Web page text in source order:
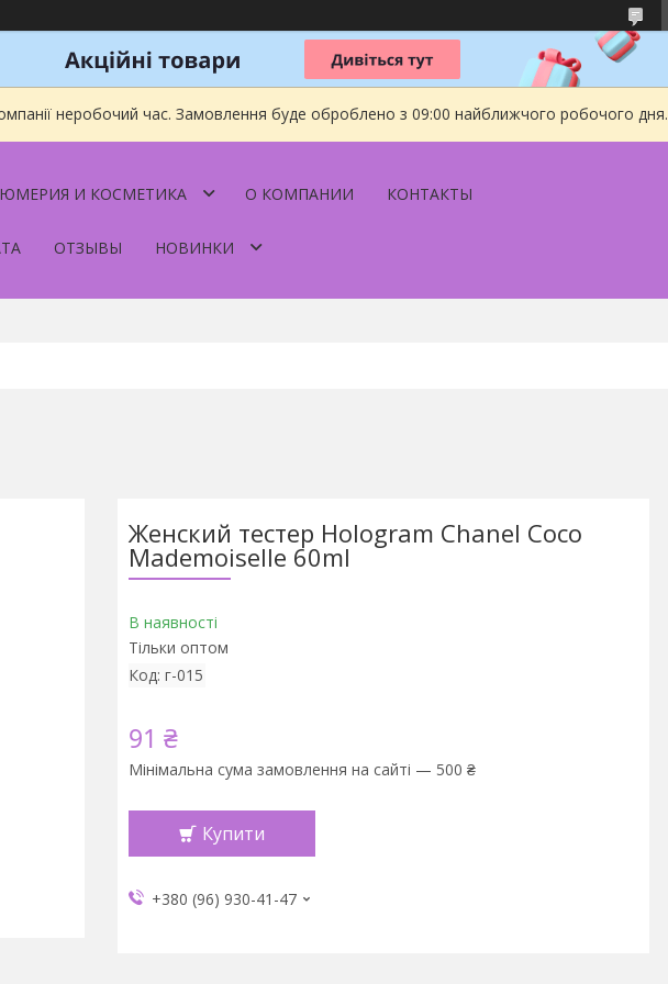
неробочий час. Замовлення буде оброблено з 09:00 найближчого робочого дня.
И КОСМЕТИКА О КОМПАНИИ КОНТАКТЫ
ОТЗЫВЫ НОВИНКИ
Женский тестер Hologram Chanel Coco
Mademoiselle 60ml
В наявності
Тільки оптом
Код: г-015
91 ₴
Мінімальна сума замовлення на сайті — 500 ₴
Купити
+380 (96) 930-41-47